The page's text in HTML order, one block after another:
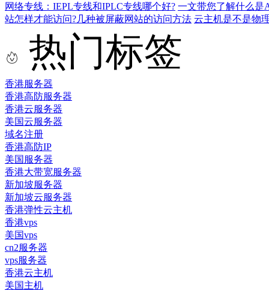
网络专线：IEPL专线和IPLC专线哪个好? 一文带您了解什么是
站怎样才能访问?几种被屏蔽网站的访问方法 云主机是不是物
热门标签
香港服务器
香港高防服务器
香港云服务器
美国云服务器
域名注册
香港高防IP
美国服务器
香港大带宽服务器
新加坡服务器
新加坡云服务器
香港弹性云主机
香港vps
美国vps
cn2服务器
vps服务器
香港云主机
美国主机